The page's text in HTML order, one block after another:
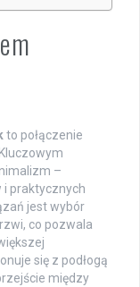
to połączenie
–
i praktycznych
jest wybór
co pozwala
się z podłogą
między